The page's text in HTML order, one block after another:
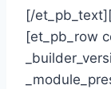
[/
[et_pb_row